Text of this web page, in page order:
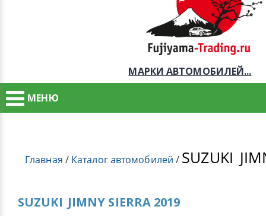
МАРКИ АВТОМОБИЛЕЙ...
МЕНЮ
Главная / Каталог автомобилей / SUZUKI
SUZUKI JIMNY SIERRA 2019